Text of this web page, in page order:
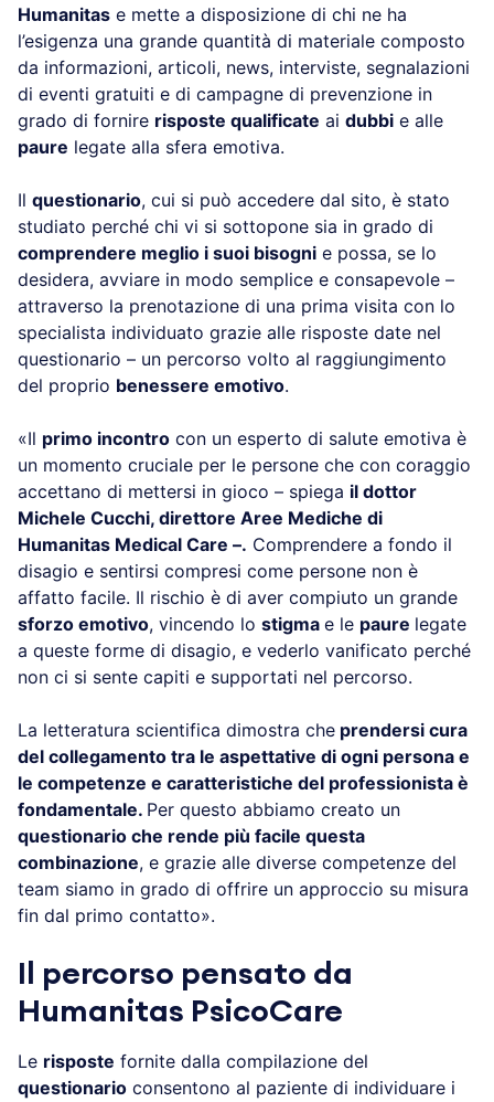
Humanitas e mette a disposizione di chi ne ha
l’esigenza una grande quantità di materiale composto
da informazioni, articoli, news, interviste, segnalazioni
di eventi gratuiti e di campagne di prevenzione in
grado di fornire risposte qualificate ai dubbi e alle
paure legate alla sfera emotiva.
Il questionario, cui si può accedere dal sito, è stato
studiato perché chi vi si sottopone sia in grado di
comprendere meglio i suoi bisogni e possa, se lo
desidera, avviare in modo semplice e consapevole –
attraverso la prenotazione di una prima visita con lo
specialista individuato grazie alle risposte date nel
questionario – un percorso volto al raggiungimento
del proprio benessere emotivo.
«Il primo incontro con un esperto di salute emotiva è
un momento cruciale per le persone che con coraggio
accettano di mettersi in gioco – spiega il dottor
Michele Cucchi, direttore Aree Mediche di
Humanitas Medical Care –. Comprendere a fondo il
disagio e sentirsi compresi come persone non è
affatto facile. Il rischio è di aver compiuto un grande
sforzo emotivo, vincendo lo stigma e le paure legate
a queste forme di disagio, e vederlo vanificato perché
non ci si sente capiti e supportati nel percorso.
La letteratura scientifica dimostra che prendersi cura
del collegamento tra le aspettative di ogni persona e
le competenze e caratteristiche del professionista è
fondamentale. Per questo abbiamo creato un
questionario che rende più facile questa
combinazione, e grazie alle diverse competenze del
team siamo in grado di offrire un approccio su misura
fin dal primo contatto».
Il percorso pensato da
Humanitas PsicoCare
Le risposte fornite dalla compilazione del
questionario consentono al paziente di individuare i